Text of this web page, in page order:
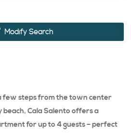
Modify Search
few steps from the town center
Cala Salento offers a
for up to 4 guests – perfect